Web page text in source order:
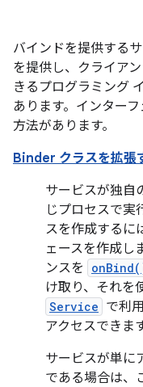
バインドを提供する
を提供し、クライア
きるプログラミング
あります。インター
方法があります。
Binder クラスを拡張
サービスが独自
じプロセスで実
スを作成するに
ェースを作成し
ンスを
け取り、それを
Service で利
アクセスできます
サービスが単に
である場合は、